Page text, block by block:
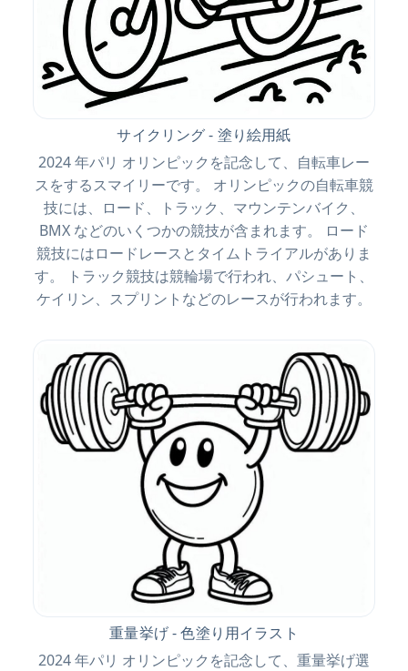
サイクリング - 塗り絵用紙
2024 年パリ オリンピックを記念して、自転車レー
スをするスマイリーです。 オリンピックの自転車競
技には、ロード、トラック、マウンテンバイク、
BMX などのいくつかの競技が含まれます。 ロード
競技にはロードレースとタイムトライアルがありま
す。 トラック競技は競輪場で行われ、パシュート、
ケイリン、スプリントなどのレースが行われます。
重量挙げ - 色塗り用イラスト
2024 年パリ オリンピックを記念して、重量挙げ選